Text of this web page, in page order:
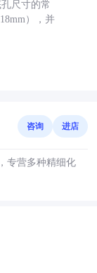
尺寸的常
），并
咨询 进店
专营多种精细化